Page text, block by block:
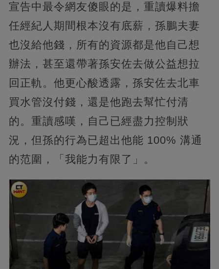
宣告中最令網友傻眼的是，重讀爆料擔
任經紀人期間根本沒有底薪，孫鵬夫妻
也沒給他錢，所有的資源都是他自己想
辦法，甚至還帶著孫安佐去做公益想拉
回正軌。他更心酸透露，孫安佐去北車
買水管沒付錢，還是他跑去幫忙付清
的。重讀感嘆，自己已經盡力控制狀
況，但孫的行為已超出他能 100% 溝通
的范圍，「我能力有限了」。